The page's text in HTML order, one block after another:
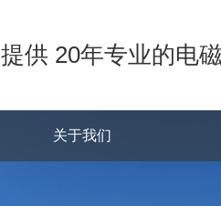
提供 20年专业的电
关于我们